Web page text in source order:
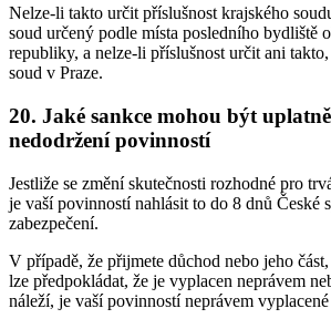
Nelze-li takto určit příslušnost krajského
soud určený podle místa posledního bydliště
republiky, a nelze-li příslušnost určit ani
soud v Praze.
20. Jaké sankce mohou být
nedodržení povinností
Jestliže se změní skutečnosti rozhodné pro
je vaší povinností nahlásit to do 8 dnů České
zabezpečení.
V případě, že přijmete důchod nebo jeho
lze předpokládat, že je vyplacen neprávem
náleží, je vaší povinností neprávem